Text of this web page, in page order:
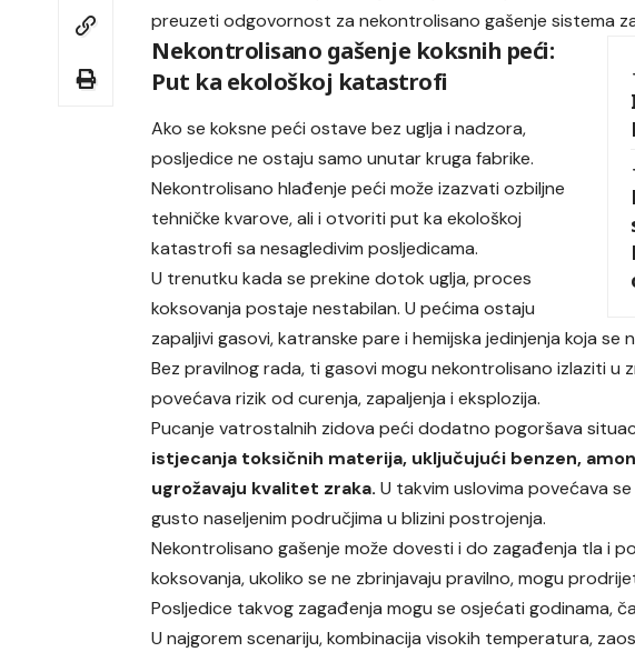
preuzeti odgovornost za nekontrolisano gašenje sistema
Nekontrolisano gašenje koksnih peći:
Put ka ekološkoj katastrofi
Ako se koksne peći ostave bez uglja i nadzora,
posljedice ne ostaju samo unutar kruga fabrike.
Nekontrolisano hlađenje peći može izazvati ozbiljne
tehničke kvarove, ali i otvoriti put ka ekološkoj
katastrofi sa nesagledivim posljedicama.
U trenutku kada se prekine dotok uglja, proces
koksovanja postaje nestabilan. U pećima ostaju
zapaljivi gasovi, katranske pare i hemijska jedinjenja koja
Bez pravilnog rada, ti gasovi mogu nekontrolisano izlaziti u
povećava rizik od curenja, zapaljenja i eksplozija.
Pucanje vatrostalnih zidova peći dodatno pogoršava
istjecanja toksičnih materija, uključujući benzen,
ugrožavaju kvalitet zraka.U takvim uslovima povećava
gusto naseljenim područjima u blizini postrojenja.
Nekontrolisano gašenje može dovesti i do zagađenja tla i
koksovanja, ukoliko se ne zbrinjavaju pravilno, mogu
Posljedice takvog zagađenja mogu se osjećati godinama,
U najgorem scenariju, kombinacija visokih temperatura,